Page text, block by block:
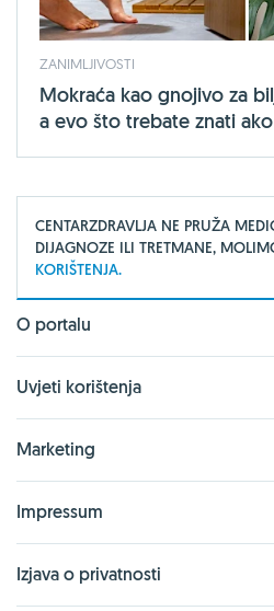
ZANIMLJIVOSTI
Mokraća kao gnojivo za
a evo što trebate znati
CENTARZDRAVLJA NE PRUŽA
DIJAGNOZE ILI TRETMANE,
KORIŠTENJA.
O portalu
Uvjeti korištenja
Marketing
Impressum
Izjava o privatnosti